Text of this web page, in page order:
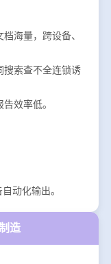
海量，跨设备、
搜索查不全连锁诱
效率低。
动化输出。
造